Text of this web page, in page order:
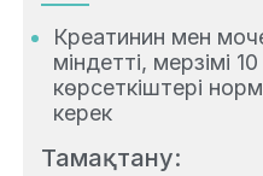
Креатинин мен
міндетті, мерзімі
көрсеткіштері
керек
Тамақтану: